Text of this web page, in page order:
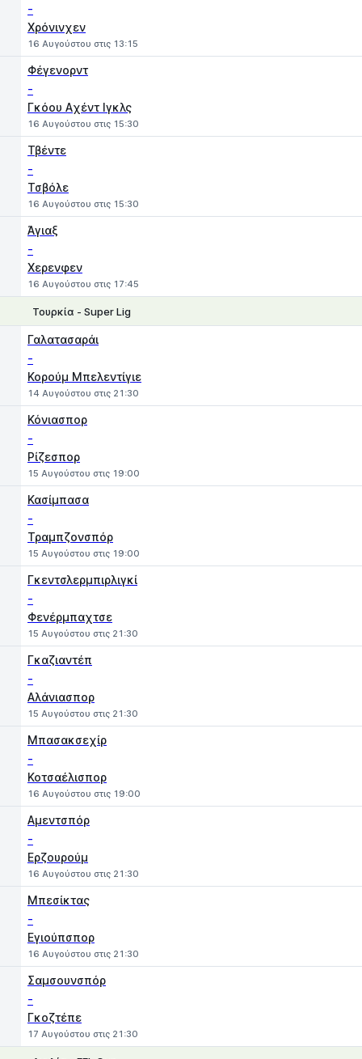
-
Χρόνινχεν
16 Αυγούστου στις 13:15
Φέγενορντ
-
Γκόου Aχέντ Ιγκλς
16 Αυγούστου στις 15:30
Τβέντε
-
Τσβόλε
16 Αυγούστου στις 15:30
Άγιαξ
-
Χερενφεν
16 Αυγούστου στις 17:45
Τουρκία - Super Lig
Γαλατασαράι
-
Κορούμ Μπελεντίγιε
14 Αυγούστου στις 21:30
Κόνιασπορ
-
Ρίζεσπορ
15 Αυγούστου στις 19:00
Κασίμπασα
-
Τραμπζονσπόρ
15 Αυγούστου στις 19:00
Γκεντσλερμπιρλιγκί
-
Φενέρμπαχτσε
15 Αυγούστου στις 21:30
Γκαζιαντέπ
-
Αλάνιασπορ
15 Αυγούστου στις 21:30
Μπασακσεχίρ
-
Κοτσαέλισπορ
16 Αυγούστου στις 19:00
Αμεντσπόρ
-
Ερζουρούμ
16 Αυγούστου στις 21:30
Μπεσίκτας
-
Εγιούπσπορ
16 Αυγούστου στις 21:30
Σαμσουνσπόρ
-
Γκοζτέπε
17 Αυγούστου στις 21:30